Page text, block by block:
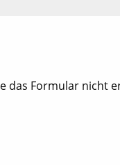
das Formular nicht